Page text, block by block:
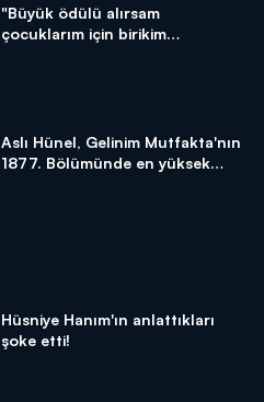
"Büyük ödülü alırsam
çocuklarım için birikim
Aslı Hünel, Gelinim Mutfakta'nın
1877. Bölümünde en yüksek
Hüsniye Hanım'ın anlattıkları
şoke etti!